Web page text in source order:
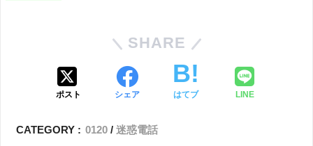
SHARE
ポスト シェア はてブ LINE
CATEGORY : 0120 迷惑電話